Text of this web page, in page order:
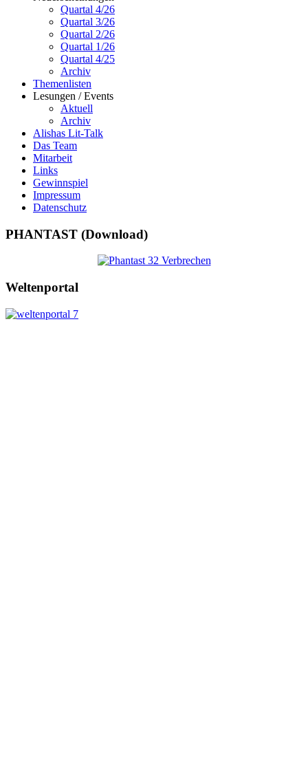
Quartal 4/26
Quartal 3/26
Quartal 2/26
Quartal 1/26
Quartal 4/25
Archiv
Themenlisten
Lesungen / Events
Aktuell
Archiv
Alishas Lit-Talk
Das Team
Mitarbeit
Links
Gewinnspiel
Impressum
Datenschutz
PHANTAST (Download)
Weltenportal